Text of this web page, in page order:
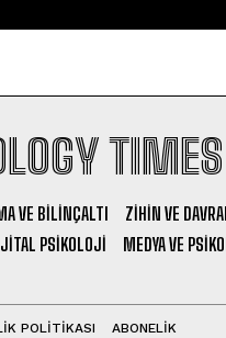
TIMES
VE BILINÇALTI
ZIHIN VE
PSIKOLOJI
MEDYA VE
POLITIKASI ABONELIK